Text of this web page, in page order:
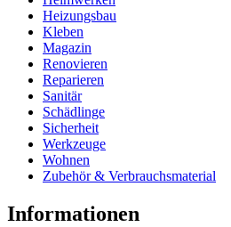
Heizungsbau
Kleben
Magazin
Renovieren
Reparieren
Sanitär
Schädlinge
Sicherheit
Werkzeuge
Wohnen
Zubehör & Verbrauchsmaterial
Informationen